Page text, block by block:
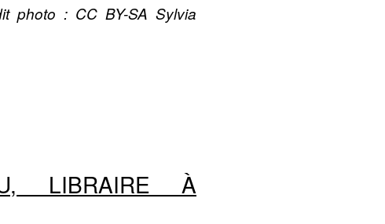
photo : CC BY-SA Sylvia
LIBRAIRE À